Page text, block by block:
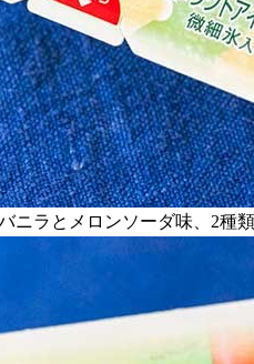
ラとメロンソーダ味、2種